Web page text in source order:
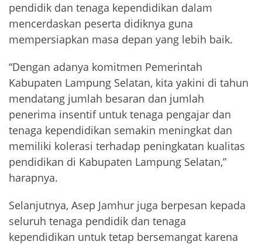
pendidik dan tenaga kependidikan dalam
mencerdaskan peserta didiknya guna
mempersiapkan masa depan yang lebih baik.
“Dengan adanya komitmen Pemerintah
Kabupaten Lampung Selatan, kita yakini di tahun
mendatang jumlah besaran dan jumlah
penerima insentif untuk tenaga pengajar dan
tenaga kependidikan semakin meningkat dan
memiliki kolerasi terhadap peningkatan kualitas
pendidikan di Kabupaten Lampung Selatan,”
harapnya.
Selanjutnya, Asep Jamhur juga berpesan kepada
seluruh tenaga pendidik dan tenaga
kependidikan untuk tetap bersemangat karena